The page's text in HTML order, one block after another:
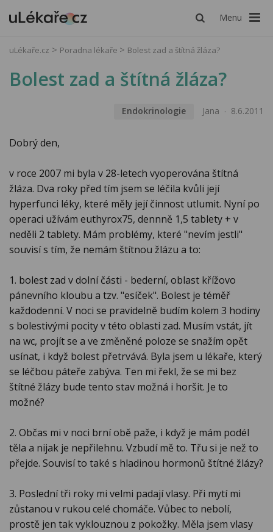
Menu
uLékaře.cz Poradna lékaře Bolest zad a štítná žláza?
Bolest zad a štítná žláza?
Endokrinologie Jana 8.6.2011
Dobrý den,
v roce 2007 mi byla v 28-letech vyoperována štítná
žláza. Dva roky před tím jsem se léčila kvůli její
hyperfunci léky, které měly její činnost utlumit. Nyní po
operaci užívám euthyrox75, dennně 1,5 tablety + v
neděli 2 tablety. Mám problémy, které "nevím jestli"
souvisí s tím, že nemám štítnou žlázu a to:
1. bolest zad v dolní části - bederní, oblast křížovo
pánevního kloubu a tzv. "esíček". Bolest je téměř
každodenní. V noci se pravidelně budím kolem 3 hodiny
s bolestivými pocity v této oblasti zad. Musím vstát, jít
na wc, projít se a ve změněné poloze se snažím opět
usínat, i když bolest přetrvává. Byla jsem u lékaře, který
se léčbou páteře zabýva. Ten mi řekl, že se mi bez
štítné žlázy bude tento stav možná i horšit. Je to
možné?
2. Občas mi v noci brní obě paže, i když je mám podél
těla a nijak je nepřilehnu. Vzbudí mě to. Třu si je než to
přejde. Souvisí to také s hladinou hormonů štítné žlázy?
3. Poslední tři roky mi velmi padají vlasy. Při mytí mi
zůstanou v rukou celé chomáče. Vůbec to nebolí,
prostě jen tak vyklouznou z pokožky. Měla jsem vlasy